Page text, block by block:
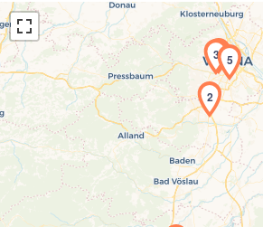
Laden der Karte...
2
34 5